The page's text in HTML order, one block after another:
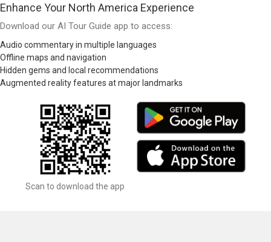
Enhance Your North America Experience
Download our AI Tour Guide app to access:
Audio commentary in multiple languages
Offline maps and navigation
Hidden gems and local recommendations
Augmented reality features at major landmarks
Scan to download the app